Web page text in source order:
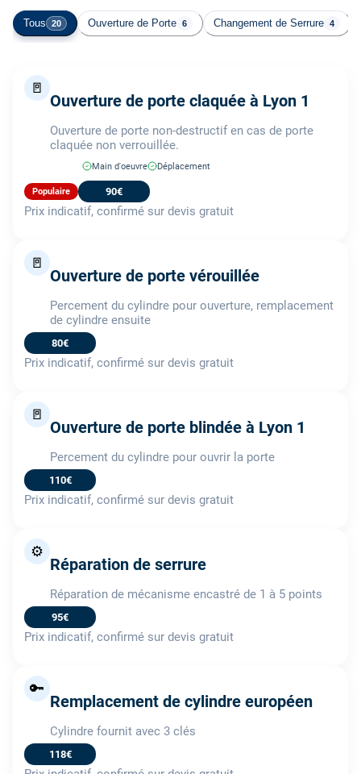
Tous 20 Ouverture de Porte 6 Changement de Serrure 4
🚪
Ouverture de porte claquée à Lyon 1
Ouverture de porte non-destructif en cas de porte
claquée non verrouillée.
Main d'oeuvre Déplacement
Populaire 90€
Prix indicatif, confirmé sur devis gratuit
🚪
Ouverture de porte vérouillée
Percement du cylindre pour ouverture, remplacement
de cylindre ensuite
80€
Prix indicatif, confirmé sur devis gratuit
🚪
Ouverture de porte blindée à Lyon 1
Percement du cylindre pour ouvrir la porte
110€
Prix indicatif, confirmé sur devis gratuit
⚙️
Réparation de serrure
Réparation de mécanisme encastré de 1 à 5 points
95€
Prix indicatif, confirmé sur devis gratuit
🔑
Remplacement de cylindre européen
Cylindre fournit avec 3 clés
118€